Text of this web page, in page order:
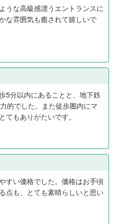
0
万
、
,
6
0
0
以
0
%
、
うな高級感漂うエントランスに
な雰囲気も癒されて嬉しいで
5分以内にあることと、地下鉄
的でした。また徒歩圏内にマ
てもありがたいです。
すい価格でした。価格はお手頃
点も、とても素晴らしいと思い